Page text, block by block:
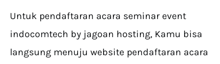
Untuk pendaftaran acara seminar event
indocomtech by jagoan hosting, Kamu bisa
langsung menuju website pendaftaran acara